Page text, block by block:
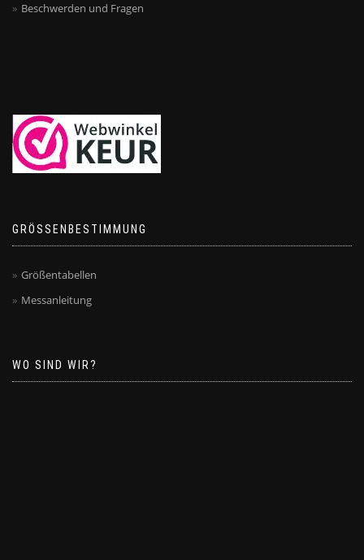
Beschwerden und Fragen
GRÖSSENBESTIMMUNG
Größentabellen
Messanleitung
WO SIND WIR?